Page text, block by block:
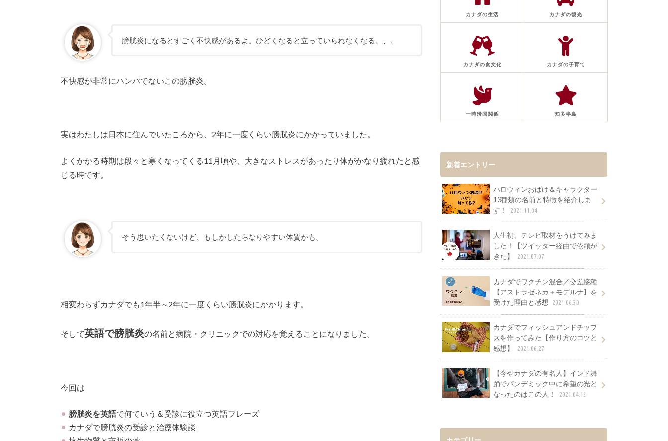
膀胱炎になるとすごく不快感があるよ。ひどくなると立っていられなくなる、、、
不快感が非常にハンパでないこの膀胱炎。
実はわたしは日本に住んでいたころから、2年に一度くらい膀胱炎にかかっていました。
よくかかる時期は段々と寒くなってくる11月頃や、大きなストレスがあったり体がかなり疲れたと感
じる時です。
そう思いたくないけど、もしかしたらなりやすい体質かも。
相変わらずカナダでも1年半～2年に一度くらい膀胱炎にかかります。
そして英語で膀胱炎の名前と病院・クリニックでの対応を覚えることになりました。
今回は
膀胱炎を英語で何ていう＆受診に役立つ英語フレーズ
カナダで膀胱炎の受診と治療体験談
カナダの生活 カナダの観光
カナダの食文化 カナダの子育て
一時帰国関係 知多半島
新着エントリー
ハロウィンおばけ＆キャラクター
13種類の名前と特徴を紹介しま
す！
2021.11.04
人生初、テレビ取材をうけてみま
した！【ツイッター経由で依頼が
きた】
2021.07.07
カナダでワクチン混合／交差接種
【アストラゼネカ＋モデルナ】を
受けた理由と感想
2021.06.30
カナダでフィッシュアンドチップ
スを作ってみた【作り方のコツと
感想】
2021.06.27
【今やカナダの有名人】インド舞
踊でパンデミック中に希望の光と
なったのはこの人！
2021.04.12